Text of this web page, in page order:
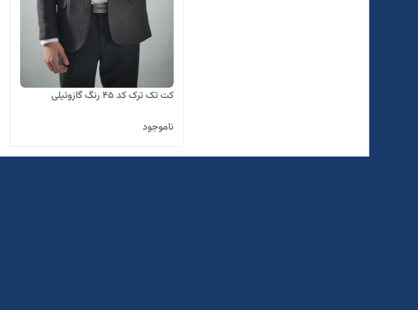
کت تک ترک کد ۴۵ رنگ گازوئیلی
ناموجود